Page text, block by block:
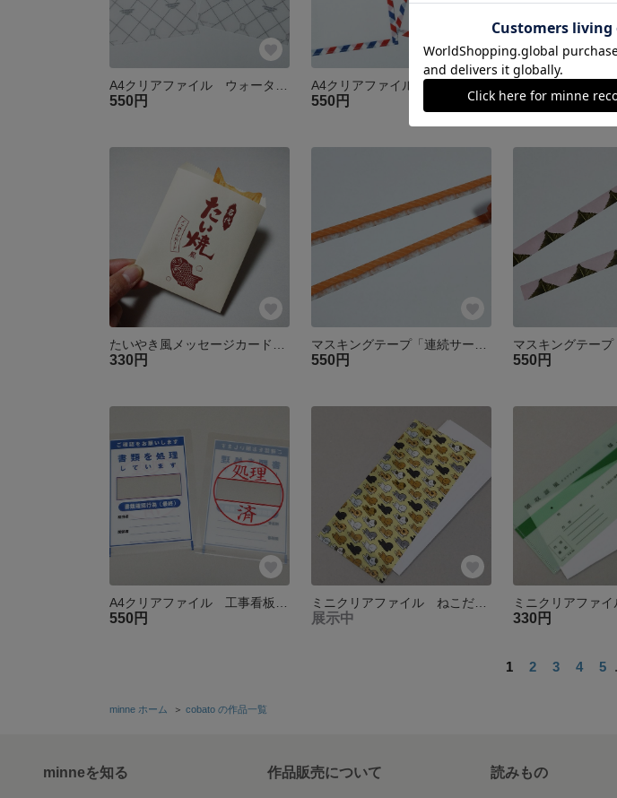
550円 550円 展示中
330円 550円
マスキングテープ
550円
A4クリアファイル 工事看板風（処理済）
550円
ミニクリアファイル ねこだおれ
展示中 330円
1 2 3 4 5
minne ホーム ＞ cobato の作品一覧
minneを知る 作品販売について 読みもの